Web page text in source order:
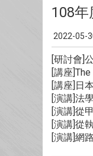
108
2022-05-
[研討會]
[講座
[講座]日
[演講]法
[演講]從
[演講]從
[演講]網